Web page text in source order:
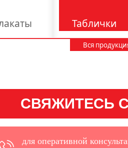
Таблички
Календари
текстов
Вся
СВЯЖИТЕСЬ
для оперативной